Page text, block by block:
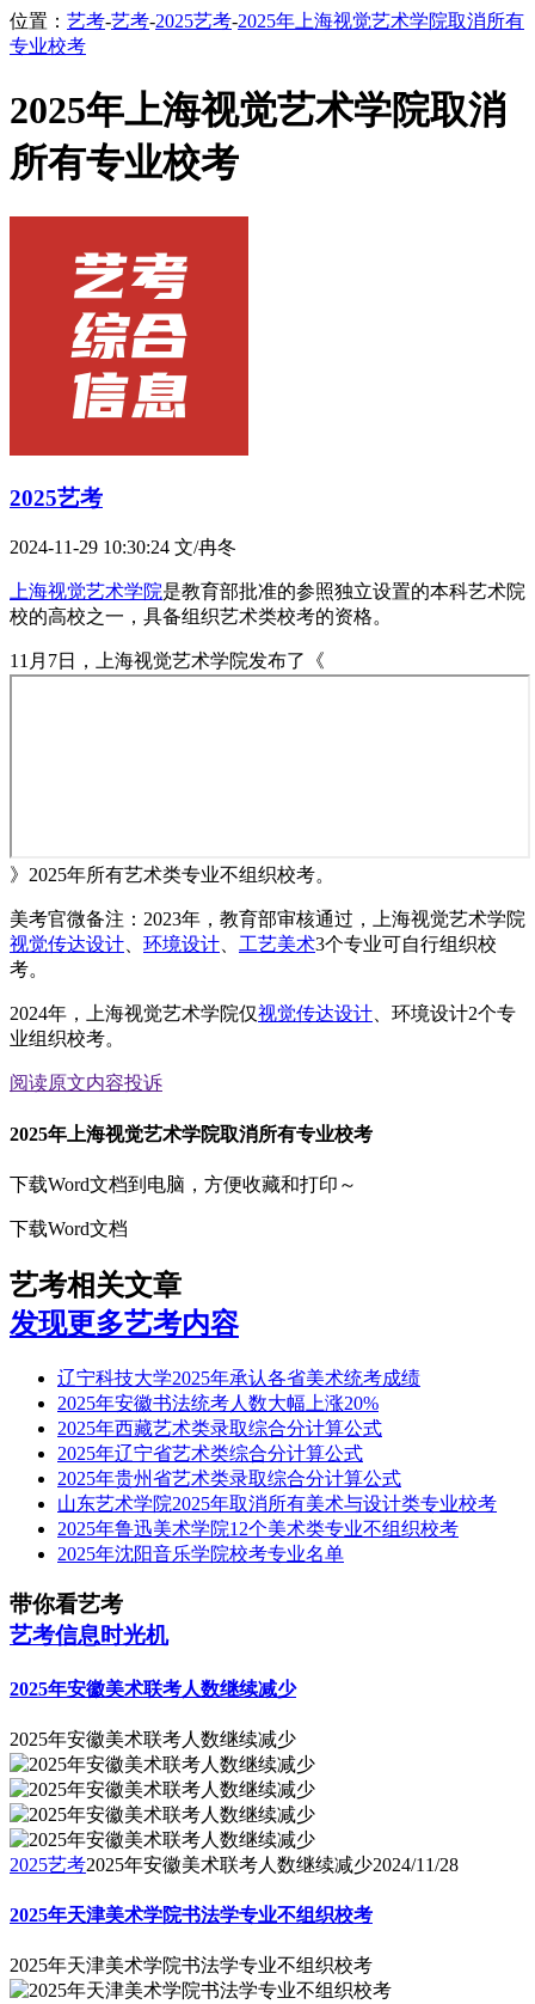
位置： 艺考-艺考-2025艺考-2025年上海视觉艺术学院取消所有
专业校考
2025年上海视觉艺术学院取消
所有专业校考
2025艺考
2024-11-29 10:30:24 文/冉冬
上海视觉艺术学院是教育部批准的参照独立设置的本科艺术院
校的高校之一，具备组织艺术类校考的资格。
11月7日，上海视觉艺术学院发布了《
》2025年所有艺术类专业不组织校考。
美考官微备注：2023年，教育部审核通过，上海视觉艺术学院
视觉传达设计
环境设计 工艺美术3个专业可自行组织校
考。
2024年，上海视觉艺术学院仅视觉传达设计 、环境设计2个专
业组织校考。
阅读原文内容投诉
2025年上海视觉艺术学院取消所有专业校考
下载Word文档到电脑，方便收藏和打印～
下载Word文档
艺考相关文章
发现更多艺考内容
辽宁科技大学2025年承认各省美术统考成绩
2025年安徽书法统考人数大幅上涨20%
2025年西藏艺术类录取综合分计算公式
2025年辽宁省艺术类综合分计算公式
2025年贵州省艺术类录取综合分计算公式
山东艺术学院2025年取消所有美术与设计类专业校考
2025年鲁迅美术学院12个美术类专业不组织校考
2025年沈阳音乐学院校考专业名单
带你看艺考
艺考信息时光机
2025年安徽美术联考人数继续减少
2025年安徽美术联考人数继续减少
2025艺考2025年安徽美术联考人数继续减少2024/11/28
2025年天津美术学院书法学专业不组织校考
2025年天津美术学院书法学专业不组织校考